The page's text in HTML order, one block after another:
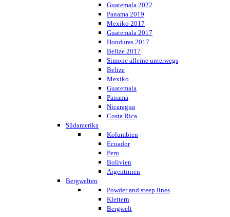
Guatemala 2022
Panama 2019
Mexiko 2017
Guatemala 2017
Honduras 2017
Belize 2017
Simone alleine unterwegs
Belize
Mexiko
Guatemala
Panama
Nicaragua
Costa Rica
Südamerika
Kolumbien
Ecuador
Peru
Bolivien
Argentinien
Bergwelten
Powder and steep lines
Klettern
Bergwelt